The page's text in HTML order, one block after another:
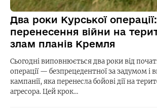
Два роки Курської операції:
перенесення війни на
злам планів Кремля
Сьогодні виповнюється два роки від
операції — безпрецедентної за задумом і
кампанії, яка перенесла бойові дії на
агресора. Цей крок…